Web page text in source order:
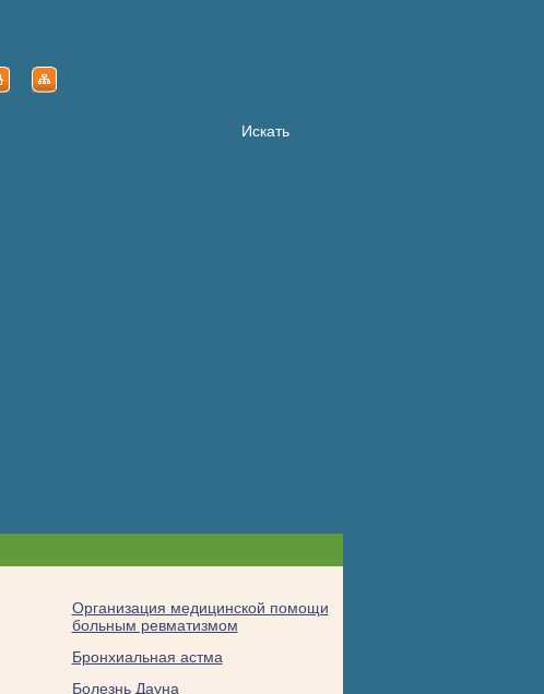
Организация медицинской помощи
больным ревматизмом
Бронхиальная астма
Болезнь Дауна